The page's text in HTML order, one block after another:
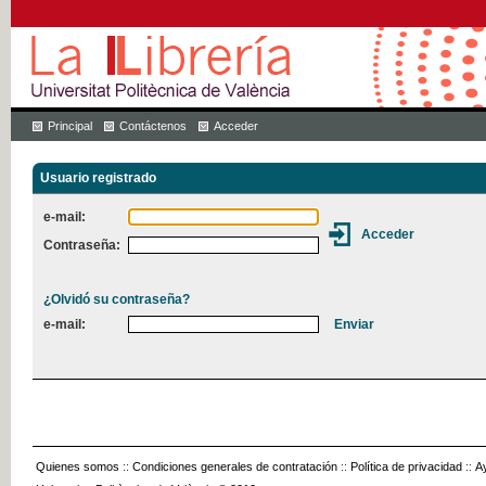
Principal Contáctenos Acceder
Usuario registrado
e-mail:
Contraseña:
¿Olvidó su contraseña?
e-mail:
Quienes somos :: Condiciones generales de contratación :: Política de privacidad ::